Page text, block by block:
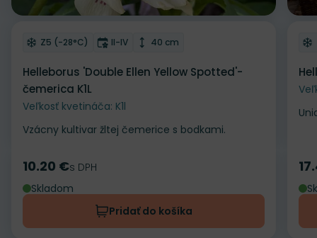
Odober do zoznamu želaní
Mrazuvzdornosť
Z5 (-28°C) Doba kvitnutia
II-IV Výška rastliny
40 cm
Helleborus 'Double Ellen Yellow Spotted'-
čemerica K1L
Veľkosť kvetináča: K1l
Vzácny kultivar žltej čemerice s bodkami.
Cena
10.20 €s DPH
Skladom
Pridať do košíka